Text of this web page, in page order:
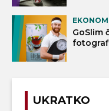
GoSlim
UKRATKO